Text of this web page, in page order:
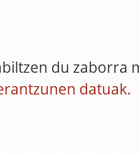
du zaborra
datuak.